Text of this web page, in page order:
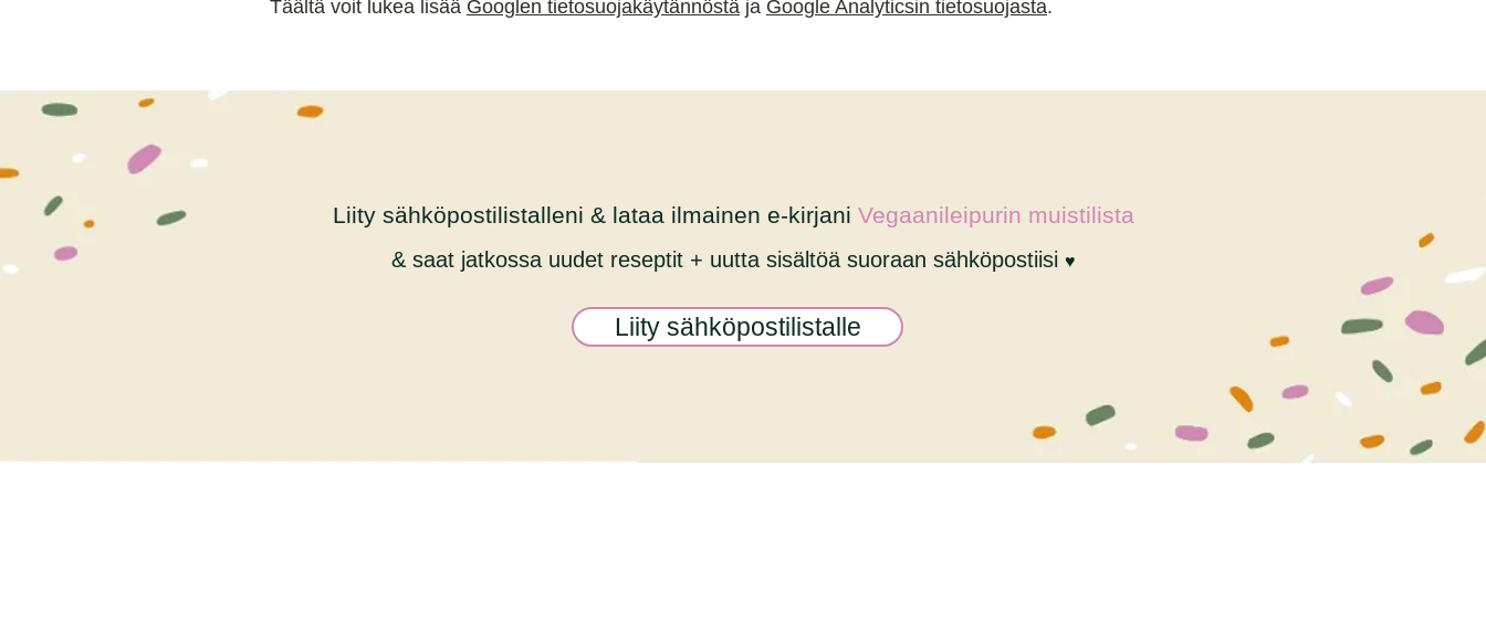
Täältä voit lukea lisää Googlen tietosuojakäytännöstä ja Google Analyticsin tietosuojasta.
Liity sähköpostilistalleni & lataa ilmainen e-kirjani Vegaanileipurin muistilista
& saat jatkossa uudet reseptit + uutta sisältöä suoraan sähköpostiisi ♥
Liity sähköpostilistalle